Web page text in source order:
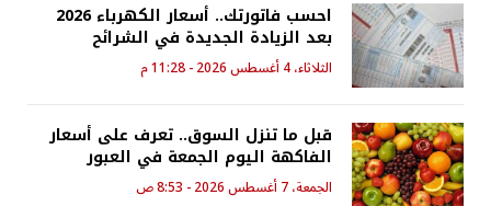
احسب فاتورتك.. أسعار الكهرباء 2026
بعد الزيادة الجديدة في الشرائح
الثلاثاء، 4 أغسطس 2026 - 11:28 م
قبل ما تنزل السوق.. تعرف على أسعار
الفاكهة اليوم الجمعة في العبور
الجمعة، 7 أغسطس 2026 - 8:53 ص